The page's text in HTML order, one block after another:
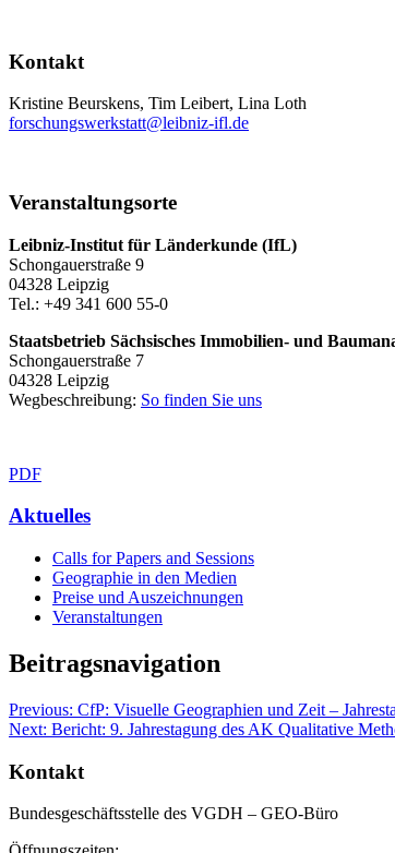
Kontakt
Kristine Beurskens, Tim Leibert, Lina Loth
forschungswerkstatt@leibniz-ifl.de
Veranstaltungsorte
Leibniz‐Institut für Länderkunde (IfL)
Schongauerstraße 9
04328 Leipzig
Tel.: +49 341 600 55-0
Staatsbetrieb Sächsisches Immobilien‐ und
Schongauerstraße 7
04328 Leipzig
Wegbeschreibung: So finden Sie uns
PDF
Aktuelles
Calls for Papers and Sessions
Geographie in den Medien
Preise und Auszeichnungen
Veranstaltungen
Beitragsnavigation
Previous: CfP: Visuelle Geographien und Zeit –
Next: Bericht: 9. Jahrestagung des AK Qualitative
Kontakt
Bundesgeschäftsstelle des VGDH – GEO-Büro